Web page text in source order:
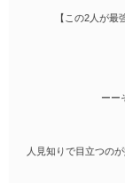
【この2人が最
ーー
人見知りで目立つの